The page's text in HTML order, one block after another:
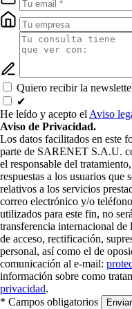
Quiero recibir la
✔
He leído y acepto el Aviso
Aviso de Privacidad.
Los datos facilitados en este
parte de SARENET S.A.U.
el responsable del
respuestas a los usuarios
relativos a los servicios
correo electrónico y/o
utilizados para este fin, no
transferencia internacional de
de acceso, rectificación,
personal, así como el de
comunicación al e-mail:
información sobre como
privacidad.
* Campos obligatorios
Enviar